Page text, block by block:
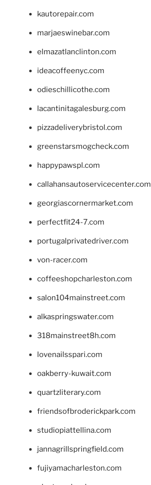
kautorepair.com
marjaeswinebar.com
elmazatlanclinton.com
ideacoffeenyc.com
odieschillicothe.com
lacantinitagalesburg.com
pizzadeliverybristol.com
greenstarsmogcheck.com
happypawspl.com
callahansautoservicecenter.com
georgiascornermarket.com
perfectfit24-7.com
portugalprivatedriver.com
von-racer.com
coffeeshopcharleston.com
salon104mainstreet.com
alkaspringswater.com
318mainstreet8h.com
lovenailsspari.com
oakberry-kuwait.com
quartzliterary.com
friendsofbroderickpark.com
studiopiattellina.com
jannagrillspringfield.com
fujiyamacharleston.com